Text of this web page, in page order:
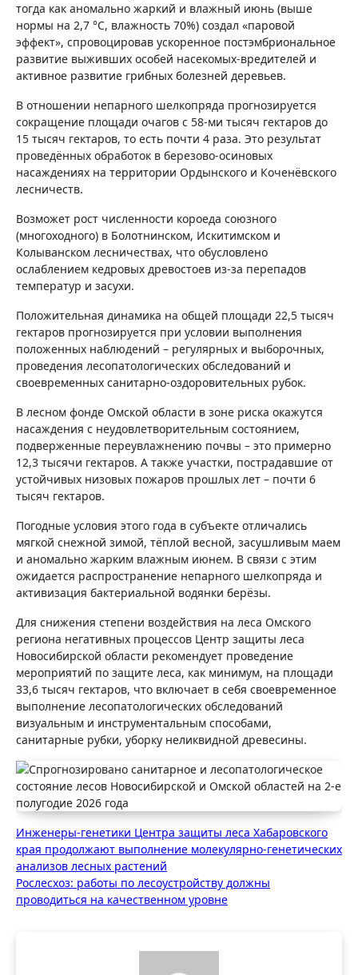
тогда как аномально жаркий и влажный июнь (выше
нормы на 2,7 °С, влажность 70%) создал «паровой
эффект», спровоцировав ускоренное постэмбриональное
развитие выживших особей насекомых-вредителей и
активное развитие грибных болезней деревьев.
В отношении непарного шелкопряда прогнозируется
сокращение площади очагов с 58-ми тысяч гектаров до
15 тысяч гектаров, то есть почти 4 раза. Это результат
проведённых обработок в березово-осиновых
насаждениях на территории Ордынского и Коченёвского
лесничеств.
Возможет рост численности короеда союзного
(многоходного) в Болотнинском, Искитимском и
Колыванском лесничествах, что обусловлено
ослаблением кедровых древостоев из-за перепадов
температур и засухи.
Положительная динамика на общей площади 22,5 тысяч
гектаров прогнозируется при условии выполнения
положенных наблюдений – регулярных и выборочных,
проведения лесопатологических обследований и
своевременных санитарно-оздоровительных рубок.
В лесном фонде Омской области в зоне риска окажутся
насаждения с неудовлетворительным состоянием,
подверженные переувлажнению почвы – это примерно
12,3 тысячи гектаров. А также участки, пострадавшие от
устойчивых низовых пожаров прошлых лет – почти 6
тысяч гектаров.
Погодные условия этого года в субъекте отличались
мягкой снежной зимой, тёплой весной, засушливым маем
и аномально жарким влажным июнем. В связи с этим
ожидается распространение непарного шелкопряда и
активизация бактериальной водянки берёзы.
Для снижения степени воздействия на леса Омского
региона негативных процессов Центр защиты леса
Новосибирской области рекомендует проведение
мероприятий по защите леса, как минимум, на площади
33,6 тысяч гектаров, что включает в себя своевременное
выполнение лесопатологических обследований
визуальным и инструментальным способами,
санитарные рубки, уборку неликвидной древесины.
Навигация
по
записям
Инженеры-генетики Центра защиты леса Хабаровского
края продолжают выполнение молекулярно-генетических
анализов лесных растений
Рослесхоз: работы по лесоустройству должны
проводиться на качественном уровне